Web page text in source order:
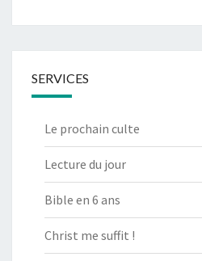
SERVICES
Le prochain culte
Lecture du jour
Bible en 6 ans
Christ me suffit !